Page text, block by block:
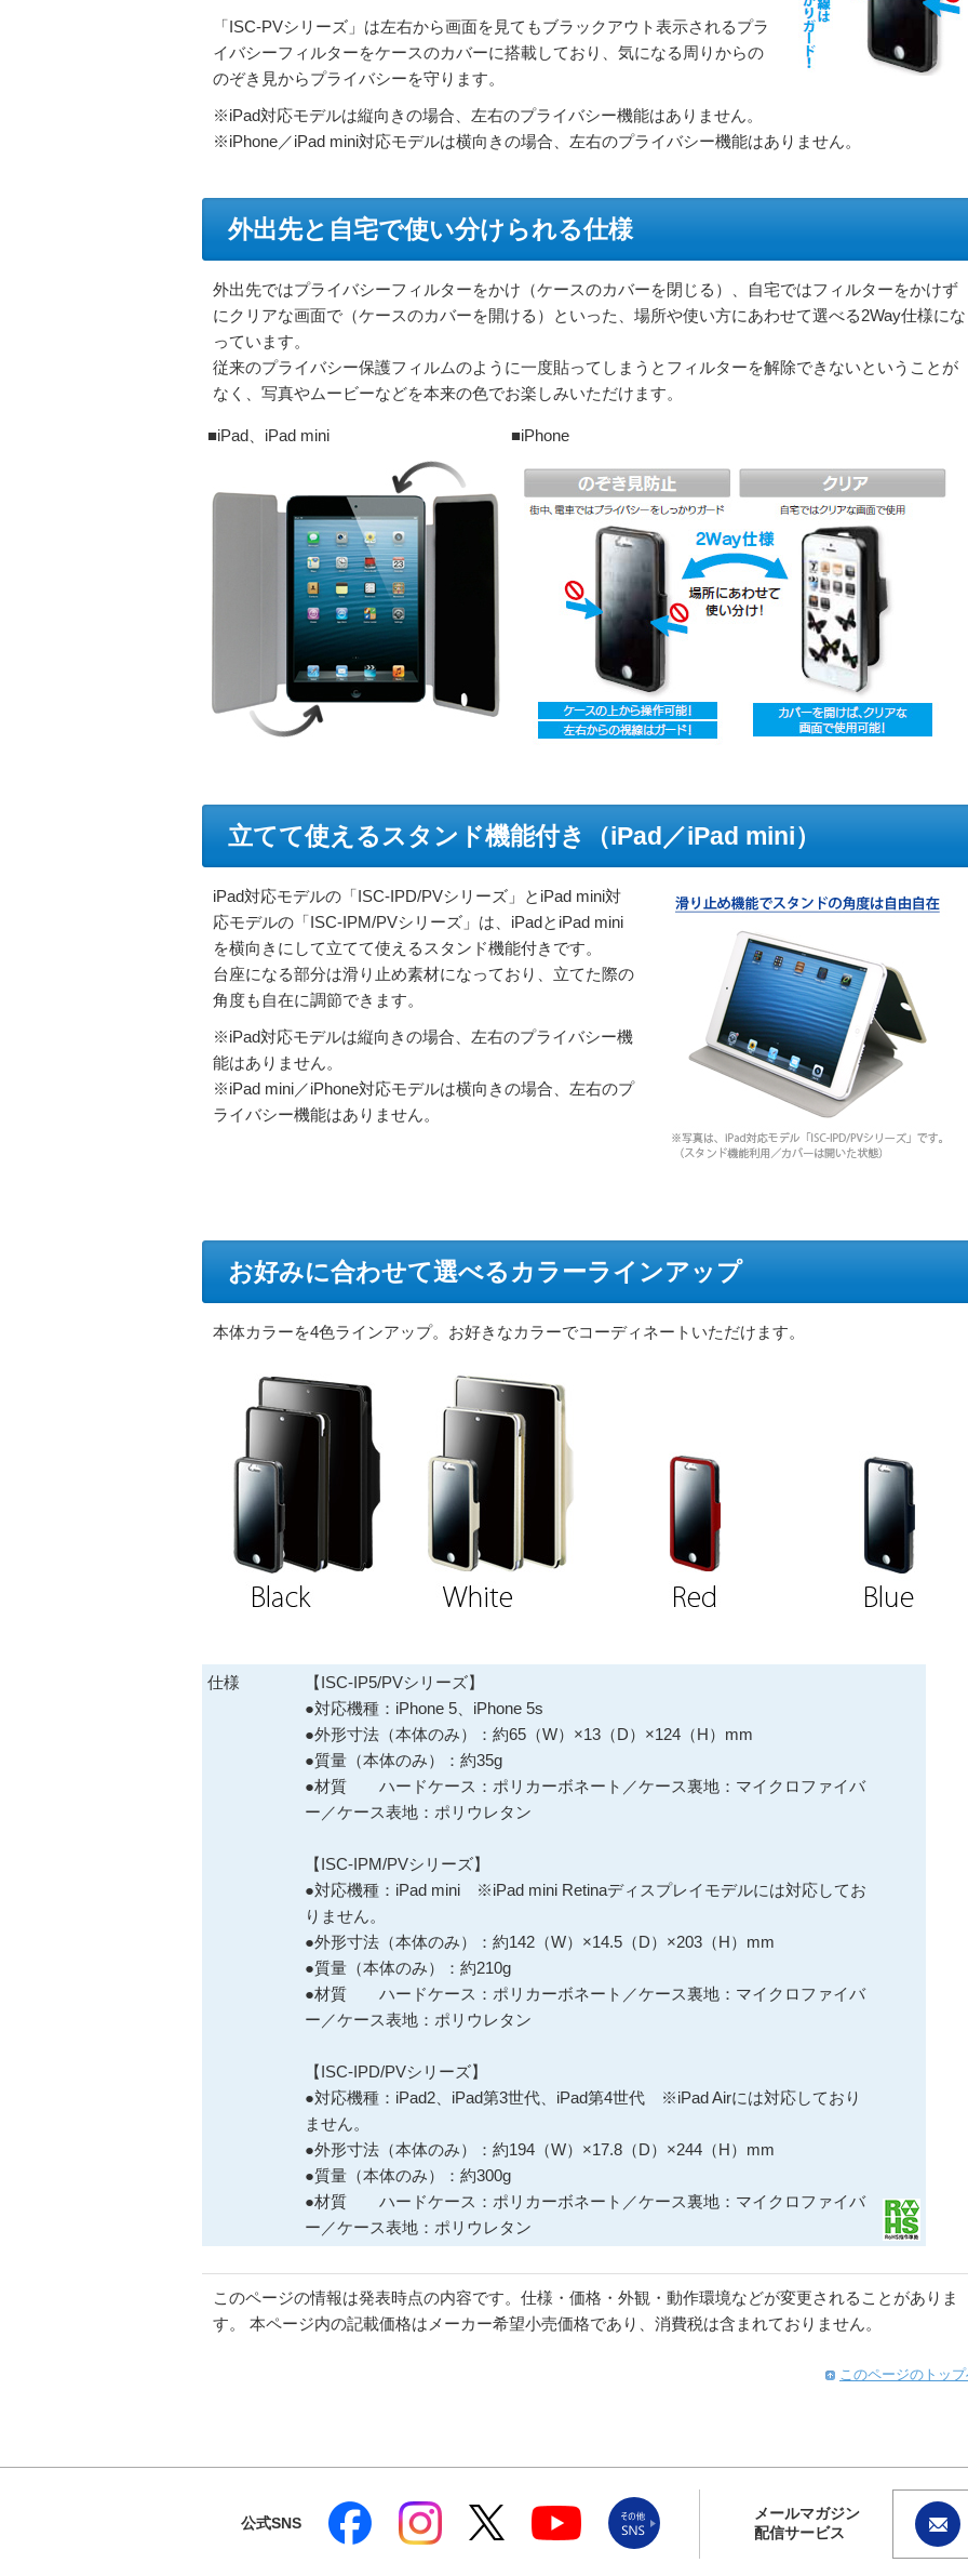
「ISC-PVシリーズ」は左右から画面を見てもブラックアウト表示されるプラ
イバシーフィルターをケースのカバーに搭載しており、気になる周りからの
のぞき見からプライバシーを守ります。
※iPad対応モデルは縦向きの場合、左右のプライバシー機能はありません。
※iPhone／iPad mini対応モデルは横向きの場合、左右のプライバシー機能はありません。
外出先と自宅で使い分けられる仕様
外出先ではプライバシーフィルターをかけ（ケースのカバーを閉じる）、自宅ではフィルターをかけず
にクリアな画面で（ケースのカバーを開ける）といった、場所や使い方にあわせて選べる2Way仕様にな
っています。
従来のプライバシー保護フィルムのように一度貼ってしまうとフィルターを解除できないということが
なく、写真やムービーなどを本来の色でお楽しみいただけます。
■iPad、iPad mini ■iPhone
立てて使えるスタンド機能付き（iPad／iPad mini）
iPad対応モデルの「ISC-IPD/PVシリーズ」とiPad mini対
応モデルの「ISC-IPM/PVシリーズ」は、iPadとiPad mini
を横向きにして立てて使えるスタンド機能付きです。
台座になる部分は滑り止め素材になっており、立てた際の
角度も自在に調節できます。
※iPad対応モデルは縦向きの場合、左右のプライバシー機
能はありません。
※iPad mini／iPhone対応モデルは横向きの場合、左右のプ
ライバシー機能はありません。
お好みに合わせて選べるカラーラインアップ
本体カラーを4色ラインアップ。お好きなカラーでコーディネートいただけます。
仕様
【ISC-IP5/PVシリーズ】
●対応機種：iPhone 5、iPhone 5s
●外形寸法（本体のみ）：約65（W）×13（D）×124（H）mm
●質量（本体のみ）：約35g
●材質 ハードケース：ポリカーボネート／ケース裏地：マイクロファイバ
ー／ケース表地：ポリウレタン
【ISC-IPM/PVシリーズ】
●対応機種：iPad mini ※iPad mini Retinaディスプレイモデルには対応してお
りません。
●外形寸法（本体のみ）：約142（W）×14.5（D）×203（H）mm
●質量（本体のみ）：約210g
●材質 ハードケース：ポリカーボネート／ケース裏地：マイクロファイバ
ー／ケース表地：ポリウレタン
【ISC-IPD/PVシリーズ】
●対応機種：iPad2、iPad第3世代、iPad第4世代 ※iPad Airには対応しており
ません。
●外形寸法（本体のみ）：約194（W）×17.8（D）×244（H）mm
●質量（本体のみ）：約300g
●材質 ハードケース：ポリカーボネート／ケース裏地：マイクロファイバ
ー／ケース表地：ポリウレタン
このページの情報は発表時点の内容です。仕様・価格・外観・動作環境などが変更されることがありま
す。 本ページ内の記載価格はメーカー希望小売価格であり、消費税は含まれておりません。
このページのトッ
公式SNS
メールマガジン
配信サービス